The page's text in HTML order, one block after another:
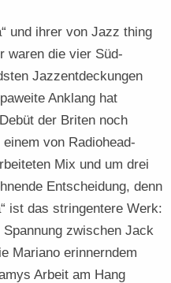
und ihrer von Jazz thing
waren die vier Süd-
Jazzentdeckungen
Anklang hat
der Briten noch
von Radiohead-
Mix und um drei
Entscheidung, denn
ist das stringentere Werk:
zwischen Jack
Mariano erinnerndem
Arbeit am Hang